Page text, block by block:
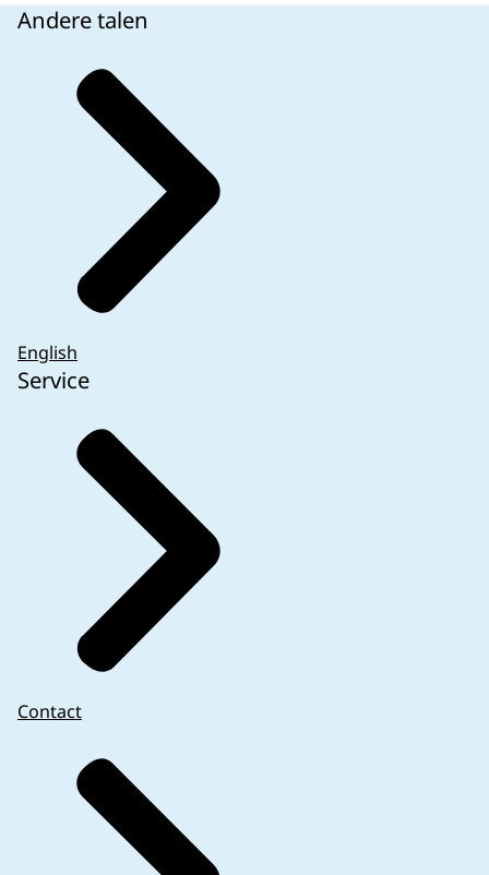
Andere talen
English
Service
Contact